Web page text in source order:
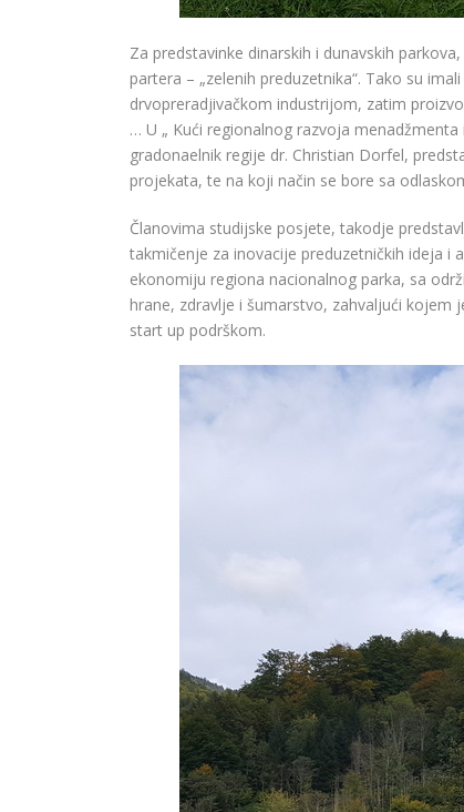
Za predstavinke dinarskih i dunavskih
partera – „zelenih preduzetnika“. Tako su
drvopreradjivačkom industrijom, zatim
… U „ Kući regionalnog razvoja
gradonaelnik regije dr. Christian Dorfel,
projekata, te na koji način se bore sa
Članovima studijske posjete, takodje
takmičenje za inovacije preduzetničkih ideja i
ekonomiju regiona nacionalnog parka, sa
hrane, zdravlje i šumarstvo, zahvaljući
start up podrškom.